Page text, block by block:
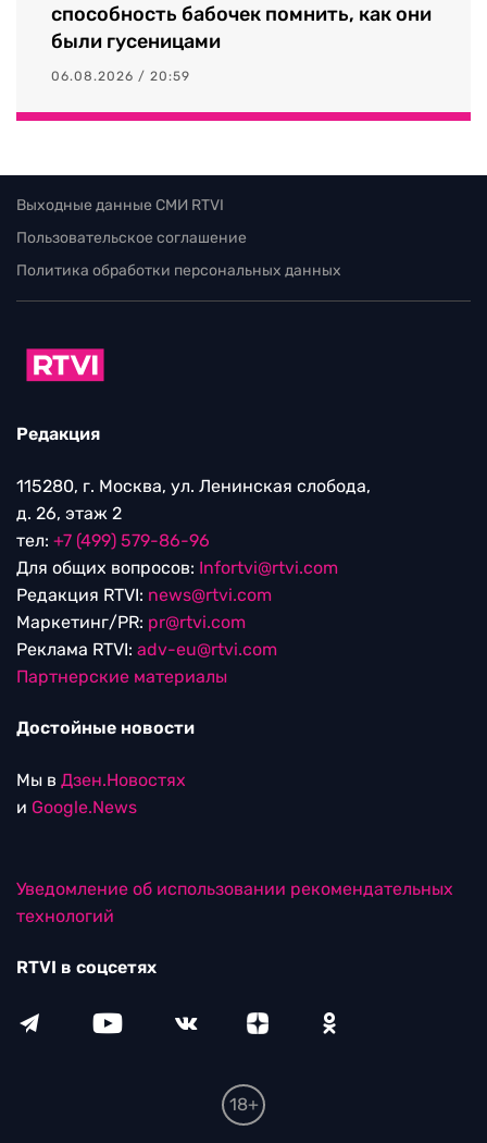
способность бабочек помнить, как они
были гусеницами
06.08.2026 / 20:59
Выходные данные СМИ RTVI
Пользовательское соглашение
Политика обработки персональных данных
Редакция
115280, г. Москва, ул. Ленинская слобода,
д. 26, этаж 2
тел: +7 (499) 579-86-96
Для общих вопросов: Infortvi@rtvi.com
Редакция RTVI: news@rtvi.com
Маркетинг/PR: pr@rtvi.com
Реклама RTVI: adv-eu@rtvi.com
Партнерские материалы
Достойные новости
Мы в Дзен.Новостях
и Google.News
Уведомление об использовании рекомендательных
технологий
RTVI в соцсетях
18+